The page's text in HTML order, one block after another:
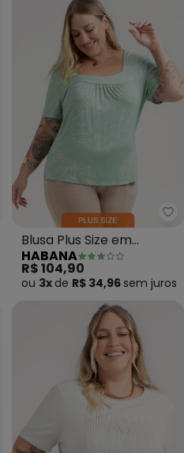
Glam - Blusa Feminina
Blusa Plus Size em
Viscose (Verde)
HABANA
R$ 104,90
ou 3x de R$ 34,96 sem juros